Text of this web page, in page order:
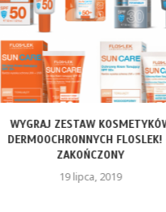
WYGRAJ ZESTAW
DERMOOCHRONNYCH
ZAKOŃCZONY
19 lipca, 2019